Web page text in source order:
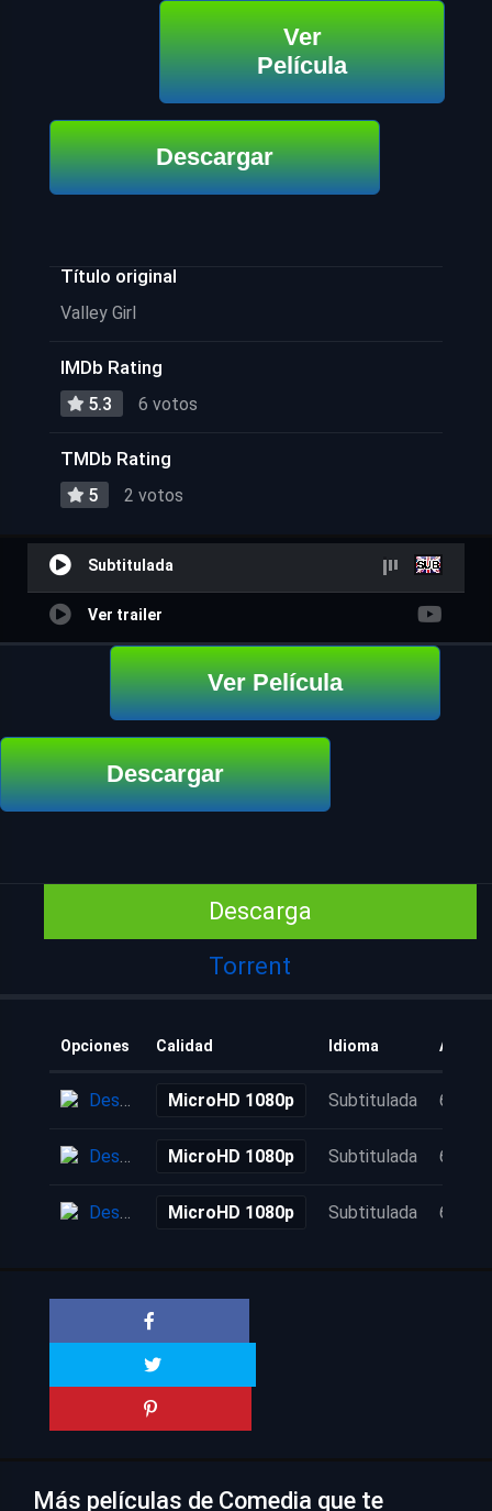
Ver
Película
Descargar
Título original
Valley Girl
IMDb Rating
5.3 6 votos
TMDb Rating
5 2 votos
Subtitulada
Ver trailer
Ver Película
Descargar
Descarga
Torrent
Opciones Calidad Idioma
Descarga MicroHD 1080p Subtitulada 6 años
Descarga MicroHD 1080p Subtitulada 6 años
Descarga MicroHD 1080p Subtitulada 6 años
Más películas de Comedia que te